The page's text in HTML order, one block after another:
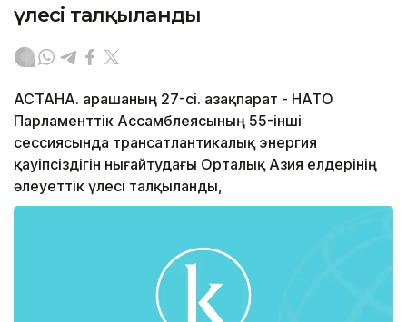
үлесі талқыланды
АСТАНА. Қарашаның 27-сі. Қазақпарат - НАТО
Парламенттік Ассамблеясының 55-інші
сессиясында трансатлантикалық энергия
қауіпсіздігін нығайтудағы Орталық Азия елдерінің
әлеуеттік үлесі талқыланды,